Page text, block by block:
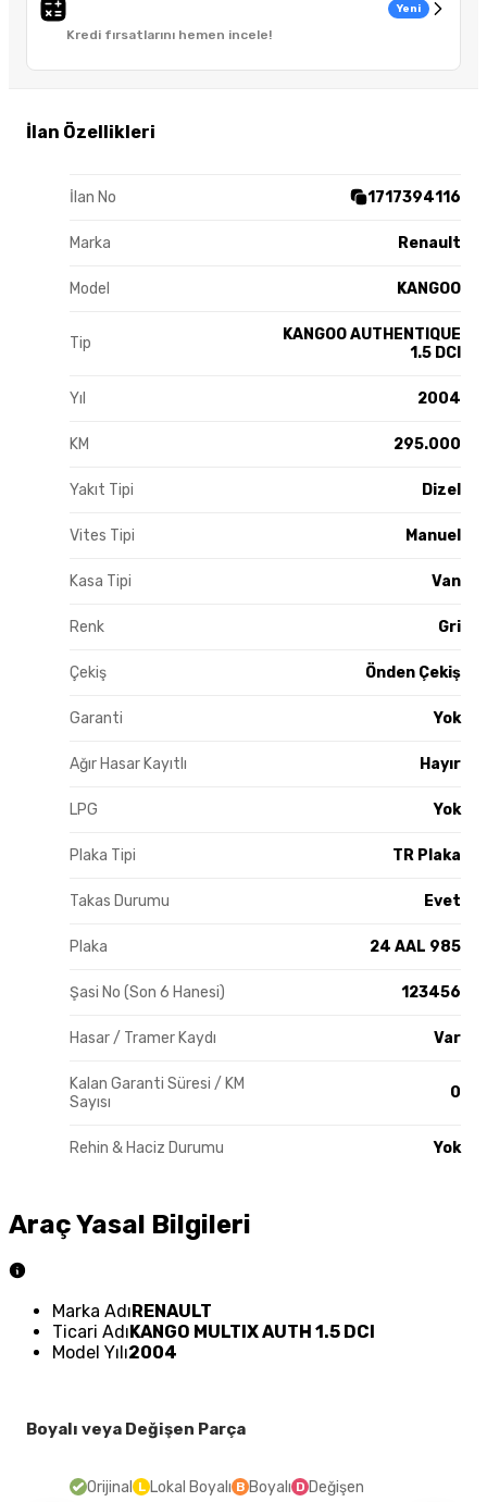
Kredi fırsatlarını hemen incele!
Yeni
İlan Özellikleri
İlan No 1717394116
Marka Renault
Model KANGOO
Tip
KANGOO AUTHENTIQUE
1.5 DCI
Yıl 2004
KM 295.000
Yakıt Tipi Dizel
Vites Tipi Manuel
Kasa Tipi Van
Renk Gri
Çekiş Önden Çekiş
Garanti Yok
Ağır Hasar Kayıtlı Hayır
LPG Yok
Plaka Tipi TR Plaka
Takas Durumu Evet
Plaka 24 AAL 985
Şasi No (Son 6 Hanesi) 123456
Hasar / Tramer Kaydı Var
Kalan Garanti Süresi / KM
Sayısı
0
Rehin & Haciz Durumu Yok
Araç Yasal Bilgileri
Marka AdıRENAULT
Ticari AdıKANGO MULTIX AUTH 1.5 DCI
Model Yılı2004
Boyalı veya Değişen Parça
Orijinal L Lokal Boyalı B Boyalı D Değişen